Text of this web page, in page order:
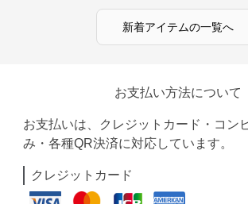
新着アイテムの一覧へ
お支払い方法について
お支払いは、クレジットカード・コン
み・各種QR決済に対応しています。
クレジットカード